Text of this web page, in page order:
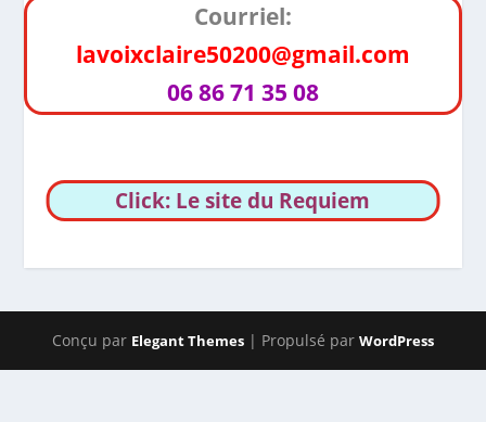
Courriel:
lavoixclaire50200@gmail.com
06 86 71 35 08
Click: Le site du Requiem
Conçu par Elegant Themes | Propulsé par WordPress